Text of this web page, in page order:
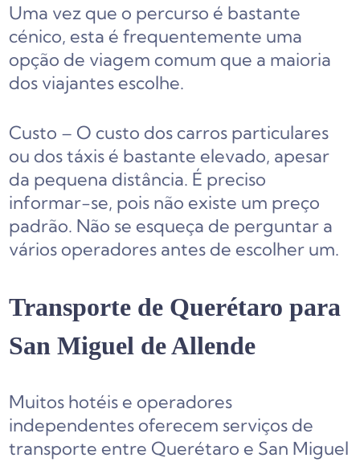
Uma vez que o percurso é bastante
cénico, esta é frequentemente uma
opção de viagem comum que a maioria
dos viajantes escolhe.
Custo – O custo dos carros particulares
ou dos táxis é bastante elevado, apesar
da pequena distância. É preciso
informar-se, pois não existe um preço
padrão. Não se esqueça de perguntar a
vários operadores antes de escolher um.
Transporte de Querétaro para
San Miguel de Allende
Muitos hotéis e operadores
independentes oferecem serviços de
transporte entre Querétaro e San Miguel